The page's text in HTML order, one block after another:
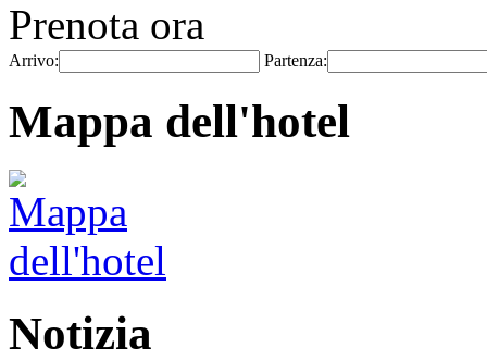
Prenota ora
Arrivo: Partenza:
Mappa dell'hotel
Notizia